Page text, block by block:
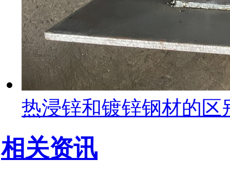
热浸锌和镀锌钢材的区
相关资讯